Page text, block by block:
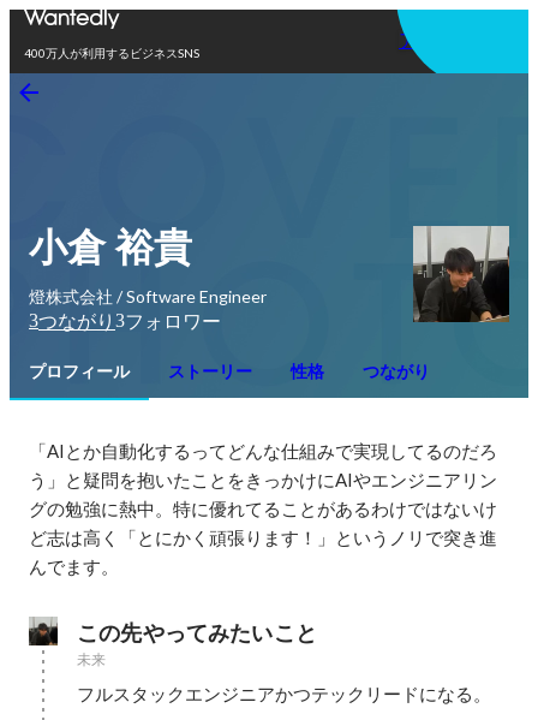
400万人が利用するビジネスSNS
アプリを使う
小倉 裕貴
燈株式会社 / Software Engineer
3つながり 3フォロワー
プロフィール ストーリー 性格 つながり
「AIとか自動化するってどんな仕組みで実現してるのだろ
う」と疑問を抱いたことをきっかけにAIやエンジニアリン
グの勉強に熱中。特に優れてることがあるわけではないけ
ど志は高く「とにかく頑張ります！」というノリで突き進
んでます。
この先やってみたいこと
未来
フルスタックエンジニアかつテックリードになる。